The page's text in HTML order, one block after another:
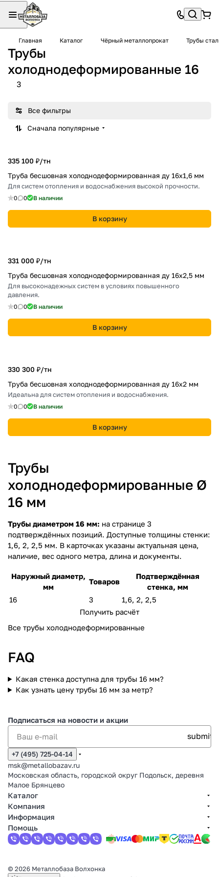
Главная Каталог Чёрный металлопрокат Трубы
Трубы
холоднодеформированные 16
3
Все фильтры
Сначала популярные
335 100 ₽/тн
Труба бесшовная холоднодеформированная ду 16х1,6 мм
Для систем отопления и водоснабжения высокой прочности.
0 0 В наличии
В корзину
331 000 ₽/тн
Труба бесшовная холоднодеформированная ду 16х2,5 мм
Для высоконадежных систем в условиях повышенного
давления.
0 0 В наличии
В корзину
330 300 ₽/тн
Труба бесшовная холоднодеформированная ду 16х2 мм
Идеальна для систем отопления и водоснабжения.
0 0 В наличии
В корзину
Трубы
холоднодеформированные Ø
16 мм
Трубы диаметром 16 мм: на странице 3
подтверждённых позиций. Доступные толщины стенки:
1,6, 2, 2,5 мм. В карточках указаны актуальная цена,
наличие, вес одного метра, длина и документы.
Наружный диаметр,
мм
Товаров
Подтверждённая
стенка, мм
16
3
1,6, 2, 2,5
Получить расчёт
Все трубы холоднодеформированные
FAQ
Какая стенка доступна для трубы 16 мм?
Как узнать цену трубы 16 мм за метр?
Подписаться на новости и акции
+7 (495) 725-04-14
msk@metallobazav.ru
Московская область, городской округ Подольск, деревня
Малое Брянцево
Каталог
Компания
Информация
Помощь
© 2026 Металлобаза Волхонка